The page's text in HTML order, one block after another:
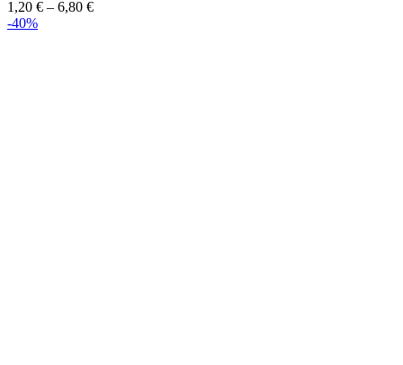
1,20 € – 6,80 €
-40%